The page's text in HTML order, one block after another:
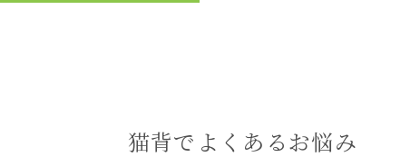
猫背でよくあるお悩み